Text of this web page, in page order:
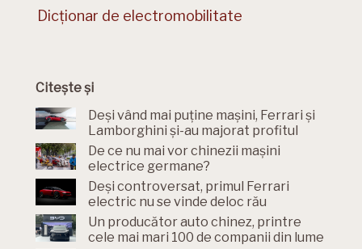
Dicționar de electromobilitate
Citește și
Deși vând mai puține mașini, Ferrari și
Lamborghini și-au majorat profitul
De ce nu mai vor chinezii mașini
electrice germane?
Deși controversat, primul Ferrari
electric nu se vinde deloc rău
Un producător auto chinez, printre
cele mai mari 100 de companii din lume